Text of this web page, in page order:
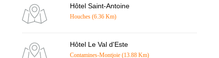
Hôtel Saint-Antoine
Houches (6.36 Km)
Hôtel Le Val d'Este
Contamines-Montjoie (13.88 Km)